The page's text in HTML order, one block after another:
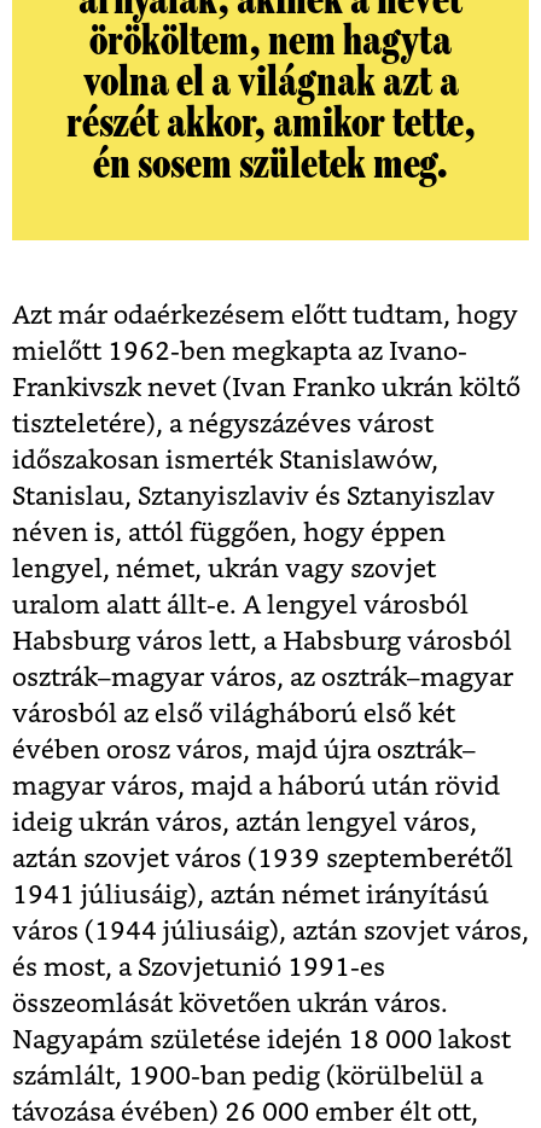
örököltem, nem hagyta
volna el a világnak azt a
részét akkor, amikor tette,
én sosem születek meg.
Azt már odaérkezésem előtt tudtam, hogy
mielőtt 1962-ben megkapta az Ivano-
Frankivszk nevet (Ivan Franko ukrán költő
tiszteletére), a négyszázéves várost
időszakosan ismerték Stanislawów,
Stanislau, Sztanyiszlaviv és Sztanyiszlav
néven is, attól függően, hogy éppen
lengyel, német, ukrán vagy szovjet
uralom alatt állt-e. A lengyel városból
Habsburg város lett, a Habsburg városból
osztrák–magyar város, az osztrák–magyar
városból az első világháború első két
évében orosz város, majd újra osztrák–
magyar város, majd a háború után rövid
ideig ukrán város, aztán lengyel város,
aztán szovjet város (1939 szeptemberétől
1941 júliusáig), aztán német irányítású
város (1944 júliusáig), aztán szovjet város,
és most, a Szovjetunió 1991-es
összeomlását követően ukrán város.
Nagyapám születése idején 18 000 lakost
számlált, 1900-ban pedig (körülbelül a
távozása évében) 26 000 ember élt ott,